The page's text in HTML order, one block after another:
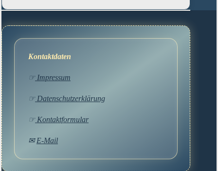
Kontaktdaten
☞Impressum
☞Datenschutzerklärung
☞Kontaktformular
✉E-Mail